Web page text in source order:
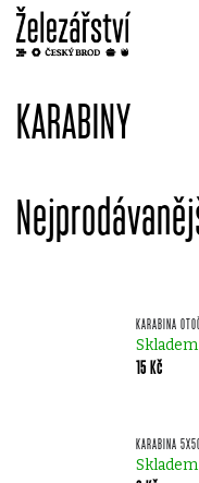
obsah
KARABINY
KARABINA
15 Kč
KARABINA